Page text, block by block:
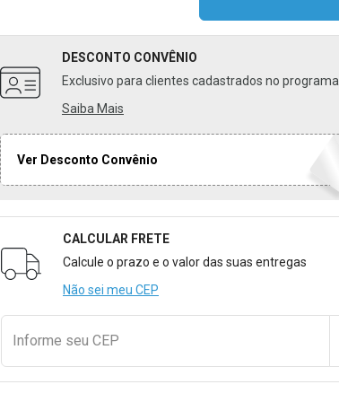
DESCONTO CONVÊNIO
Exclusivo para clientes cadastrados no programa
Saiba Mais
Ver Desconto Convênio
Formulário para Calcular o Frete
CALCULAR FRETE
Calcule o prazo e o valor das suas entregas
Não sei meu CEP
Informe seu CEP